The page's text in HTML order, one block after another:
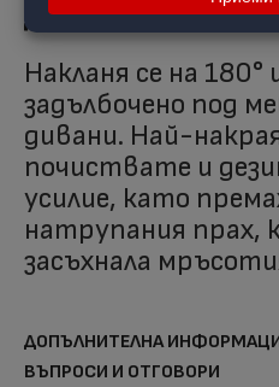
Достига
Накланя се на
задълбочено под
дивани. Най-
почиствате и
усилие, като
натрупания прах,
засъхнала
ДОПЪЛНИТЕЛНА
ВЪПРОСИ И ОТГОВОРИ